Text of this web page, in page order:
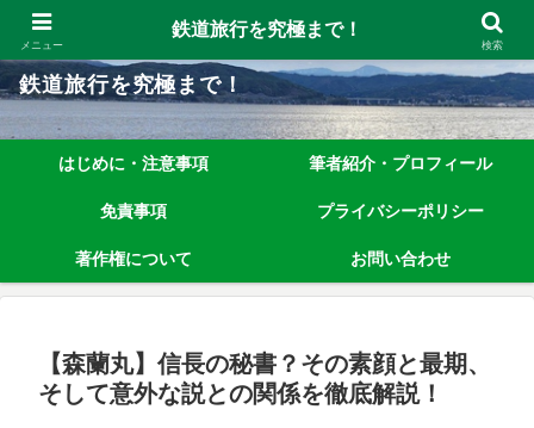
鉄道旅行を究極まで楽しむノウハウを、わかりやすく解説しています！
鉄道旅行を究極まで！
はじめに・注意事項 筆者紹介・プロフィール
免責事項 プライバシーポリシー
著作権について お問い合わせ
【森蘭丸】信長の秘書？その素顔と最期、
そして意外な説との関係を徹底解説！
メニュー
鉄道旅行を究極まで！
検索